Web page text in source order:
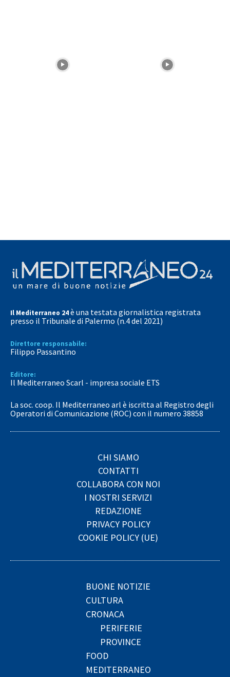
Il Mediterraneo 24è una testata giornalistica registrata
presso il Tribunale di Palermo (n.4 del 2021)
Direttore responsabile:
Filippo Passantino
Editore:
Il Mediterraneo Scarl - impresa sociale ETS
La soc. coop. Il Mediterraneo arl è iscritta al Registro degli
Operatori di Comunicazione (ROC) con il numero 38858
CHI SIAMO
CONTATTI
COLLABORA CON NOI
I NOSTRI SERVIZI
REDAZIONE
PRIVACY POLICY
COOKIE POLICY (UE)
BUONE NOTIZIE
CULTURA
CRONACA
PERIFERIE
PROVINCE
FOOD
MEDITERRANEO